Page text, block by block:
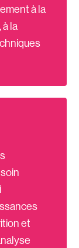
à la
la
et